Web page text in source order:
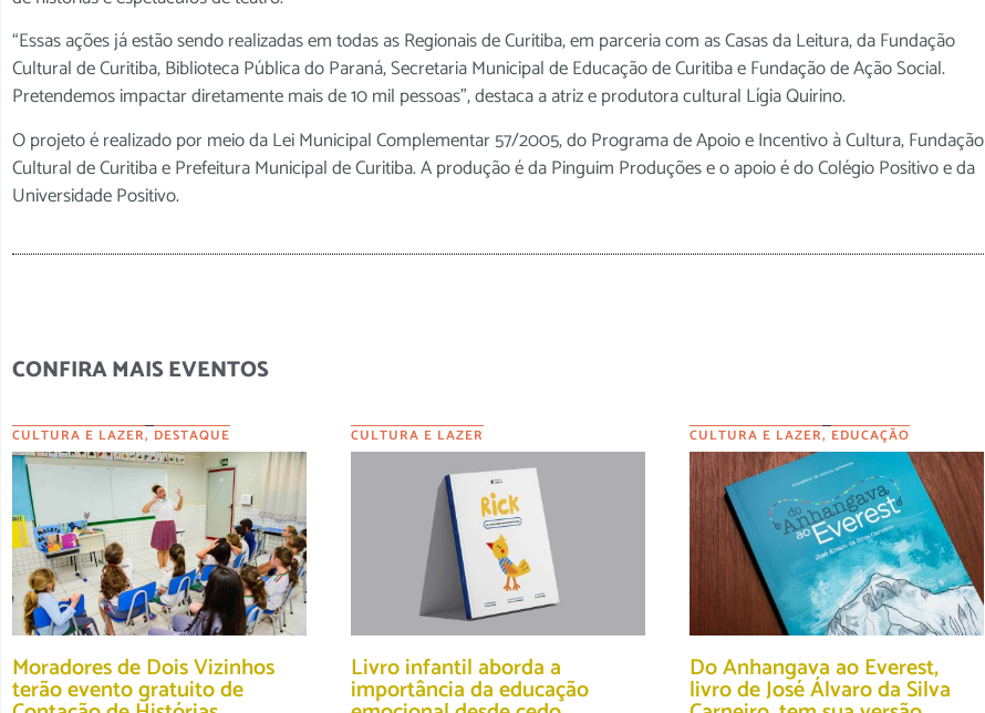
“Essas ações já estão sendo realizadas em todas as Regionais de Curitiba, em parceria com as Casas da Leitura, da Fundação
Cultural de Curitiba, Biblioteca Pública do Paraná, Secretaria Municipal de Educação de Curitiba e Fundação de Ação Social.
Pretendemos impactar diretamente mais de 10 mil pessoas”, destaca a atriz e produtora cultural Lígia Quirino.
O projeto é realizado por meio da Lei Municipal Complementar 57/2005, do Programa de Apoio e Incentivo à Cultura, Fundação
Cultural de Curitiba e Prefeitura Municipal de Curitiba. A produção é da Pinguim Produções e o apoio é do Colégio Positivo e da
Universidade Positivo.
CONFIRA MAIS EVENTOS
CULTURA E LAZER, DESTAQUE
Moradores de Dois Vizinhos
terão evento gratuito de
CULTURA E LAZER
Livro infantil aborda a
importância da educação
CULTURA E LAZER, EDUCAÇÃO
Do Anhangava ao Everest,
livro de José Álvaro da Silva